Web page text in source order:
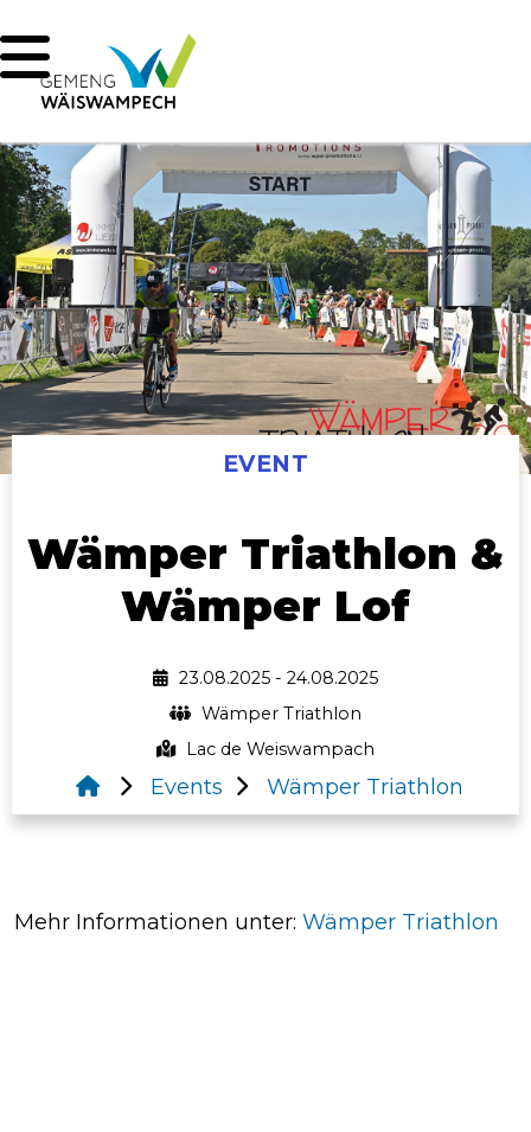
EVENT
Wämper Triathlon &
Wämper Lof
23.08.2025 - 24.08.2025
Wämper Triathlon
Lac de Weiswampach
Wämper Triathlon
Events
Mehr Informationen unter: Wämper Triathlon